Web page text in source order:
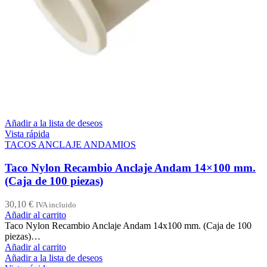
Añadir a la lista de deseos
Vista rápida
TACOS ANCLAJE ANDAMIOS
Taco Nylon Recambio Anclaje Andam 14×100 mm.
(Caja de 100 piezas)
30,10 € IVA incluido
Añadir al carrito
Taco Nylon Recambio Anclaje Andam 14x100 mm. (Caja de 100
piezas)…
Añadir al carrito
Añadir a la lista de deseos